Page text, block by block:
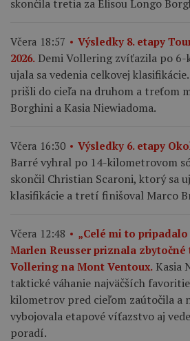
skončila tretia za Elisou Longo
Včera 18:57
Výsledky 8. etapy
2026. Demi Vollering zvíťazila po
ujala sa vedenia celkovej
prišli do cieľa na druhom a treťom
Borghini a Kasia Niewiadoma.
Včera 16:30 Výsledky 6. etapy
Barré vyhral po 14-kilometrovom
skončil Christian Scaroni, ktorý sa
klasifikácie a tretí finišoval Marco
Včera 12:48
„Celé mi to
Marlen Reusser priznala
Vollering na Mont Ventoux. Kasia
taktické váhanie najväčších
kilometrov pred cieľom zaútočila a
vybojovala etapové víťazstvo aj
poradí.